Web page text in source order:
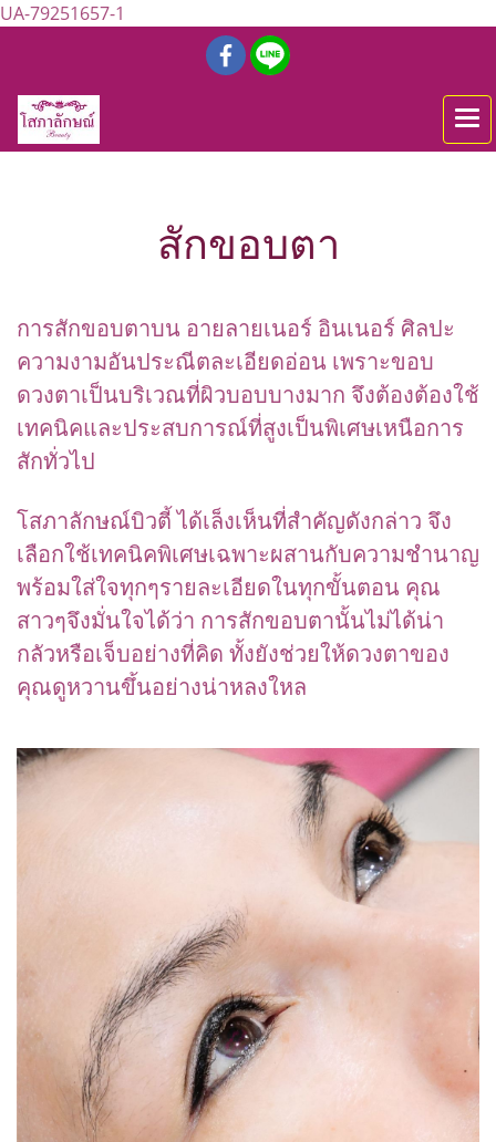
UA-79251657-1
สักขอบตา
การสักขอบตาบน อายลายเนอร์ อินเนอร์ ศิลปะ
ความงามอันประณีตละเอียดอ่อน เพราะขอบ
ดวงตาเป็นบริเวณที่ผิวบอบบางมาก จึงต้องต้องใช้
เทคนิคและประสบการณ์ที่สูงเป็นพิเศษเหนือการ
สักทั่วไป
โสภาลักษณ์บิวตี้ ได้เล็งเห็นที่สำคัญดังกล่าว จึง
เลือกใช้เทคนิคพิเศษเฉพาะผสานกับความชำนาญ
พร้อมใส่ใจทุกๆรายละเอียดในทุกขั้นตอน คุณ
สาวๆจึงมั่นใจได้ว่า การสักขอบตานั้นไม่ได้น่า
กลัวหรือเจ็บอย่างที่คิด ทั้งยังช่วยให้ดวงตาของ
คุณดูหวานขึ้นอย่างน่าหลงใหล